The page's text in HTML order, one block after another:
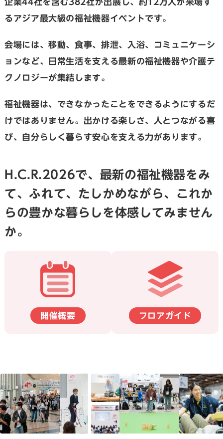
企業44社を含む382社が出展し、約12万人が来場す
るアジア最大級の福祉機器イベントです。
会場には、移動、食事、排泄、入浴、コミュニケーシ
ョンなど、日常生活を支える最新の福祉機器や介護テ
クノロジーが集結します。
福祉機器は、できなかったことをできるようにするだ
けではありません。出かける楽しさ、人とつながる喜
び、自分らしく暮らす安心を支える力があります。
H.C.R.2026で、最新の福祉機器をみ
て、ふれて、たしかめながら、これか
らの豊かな暮らしを体感してみません
か。
開催概要 フロアガイド